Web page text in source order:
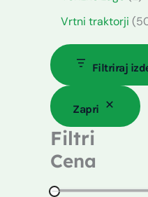
Vrtni traktorji
Filtriraj
Zapri
Filtri
Cena